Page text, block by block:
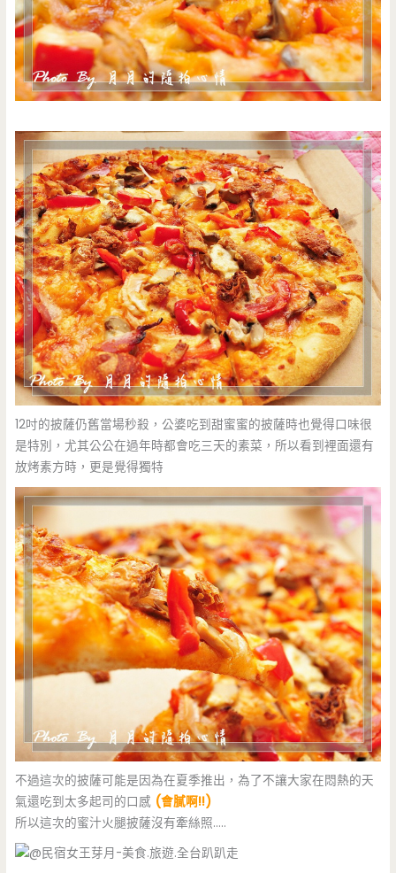
12吋的披薩仍舊當場秒殺，公婆吃到甜蜜蜜的披薩時也覺得口味很
是特別，尤其公公在過年時都會吃三天的素菜，所以看到裡面還有
放烤素方時，更是覺得獨特
不過這次的披薩可能是因為在夏季推出，為了不讓大家在悶熱的天
氣還吃到太多起司的口感 (會膩啊!!)
所以這次的蜜汁火腿披薩沒有牽絲照…..